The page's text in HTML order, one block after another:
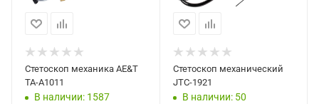
Стетоскоп механика AE&T
TA-A1011
В наличии: 1587
Стетоскоп механический
JTC-1921
В наличии: 50